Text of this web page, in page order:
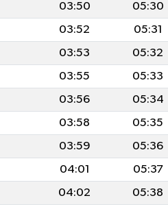
03:50 05:30
03:52 05:31
03:53 05:32
03:55 05:33
03:56 05:34
03:58 05:35
03:59 05:36
04:01 05:37
04:02 05:38